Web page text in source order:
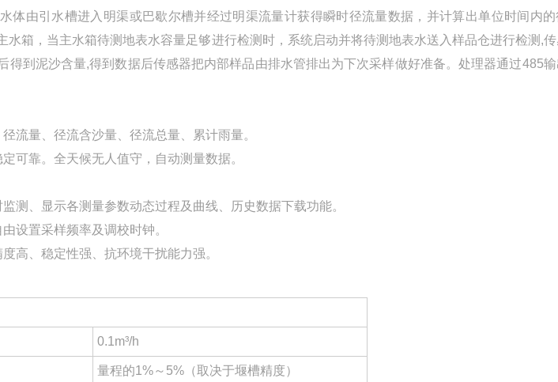
体由引水槽进入明渠或巴歇尔槽并经过明渠流量计获得瞬时径流量数据，并计算出单位时间内
水箱，当主水箱待测地表水容量足够进行检测时，系统启动并将待测地表水送入样品仓进行检测,
得到泥沙含量,得到数据后传感器把内部样品由排水管排出为下次采样做好准备。处理器通过485
流量、径流含沙量、径流总量、累计雨量。
可靠。全天候无人值守，自动测量数据。
测、显示各测量参数动态过程及曲线、历史数据下载功能。
设置采样频率及调校时钟。
高、稳定性强、抗环境干扰能力强。
0.1m³/h
量程的1%～5%（取决于堰槽精度）